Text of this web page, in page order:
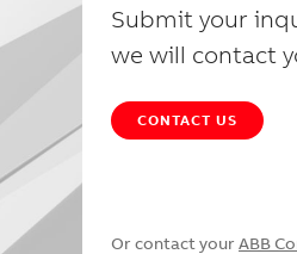
Submit your
we will contact
CONTACT US
Or contact your ABB